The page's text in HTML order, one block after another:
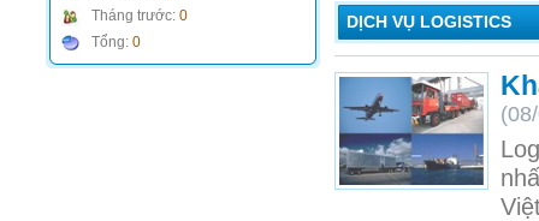
Tháng trước: 0
Tổng: 0
DỊCH VỤ LOGISTICS